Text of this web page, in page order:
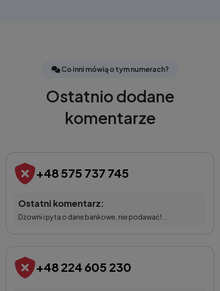
Co inni mówią o tym numerach?
Ostatnio dodane
komentarze
+48 575 737 745
Ostatni komentarz:
Dzowni i pyta o dane bankowe, nie podawać!...
+48 224 605 230